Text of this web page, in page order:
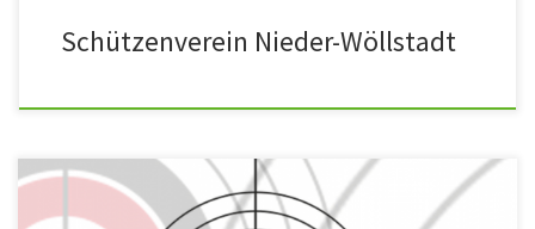
Schützenverein Nieder-Wöllstadt
Der Schützenverein Nieder-Wöllstadt wird vertreten durch den
Vorstand. Bei Fragen wenden Sie sich bitte an: 1. Vorsitzender